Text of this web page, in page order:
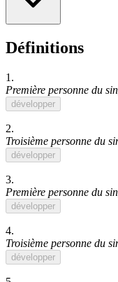
Définitions
1.
Première personne du
développer
2.
Troisième personne du
développer
3.
Première personne du
développer
4.
Troisième personne du
développer